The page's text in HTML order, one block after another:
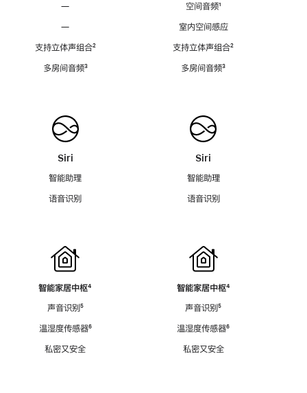
—
—
支持立体声组合脚
²
多房间音频脚
³
Siri
智能助理
语音识别
智能家居中枢脚
⁴
声音识别脚
⁵
温湿度传感器脚
⁶
私密又安全
空间音频脚
¹
室内空间感应
支持立体声组合脚
²
多房间音频脚
³
Siri
智能助理
语音识别
智能家居中枢脚
⁴
声音识别脚
⁵
温湿度传感器脚
⁶
私密又安全